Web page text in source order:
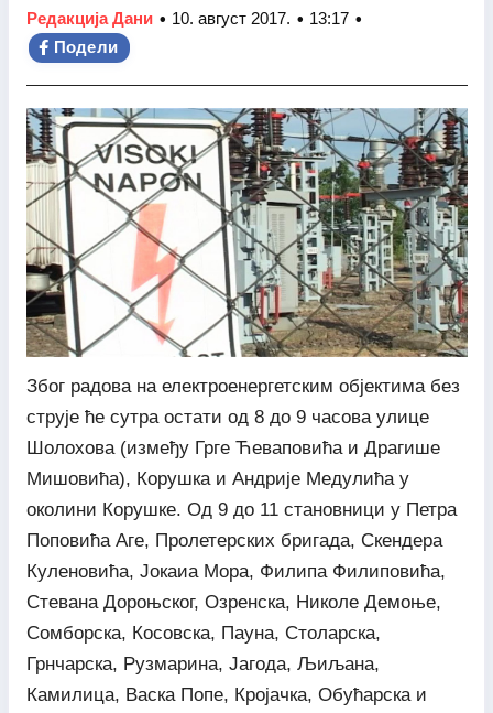
Редакција Дани • 10. август 2017. • 13:17 •
Подели
Због радова на електроенергетским објектима без
струје ће сутра остати од 8 до 9 часова улице
Шолохова (између Грге Ћеваповића и Драгише
Мишовића), Корушка и Андрије Медулића у
околини Корушке. Од 9 до 11 становници у Петра
Поповића Аге, Пролетерских бригада, Скендера
Куленовића, Јокаиа Мора, Филипа Филиповића,
Стевана Дороњског, Озренска, Николе Демоње,
Сомборска, Косовска, Пауна, Столарска,
Грнчарска, Рузмарина, Јагода, Љиљана,
Камилица, Васка Попе, Кројачка, Обућарска и